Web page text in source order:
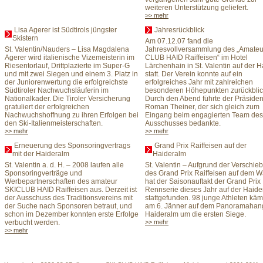
weiteren Unterstützung geliefert.
>> mehr
Lisa Agerer ist Südtirols jüngster
Skistern
St. Valentin/Nauders – Lisa Magdalena
Agerer wird ­italienische Vizemeisterin im
Riesentorlauf, Drittplazierte im Super-G
und mit zwei Siegen und einem 3. Platz in
der Juniorenwertung die erfolgreichste
Südtiroler Nachwuchsläuferin im
Nationalkader. Die Tiroler Versicherung
gratuliert der erfolgreichen
Nachwuchshoffnung zu ihren Erfolgen bei
den Ski-Italienmeisterschaften.
>> mehr
Jahresrückblick
Am 07.12.07 fand die
Jahresvollversammlung des
CLUB HAID Raiffeisen“ im Hotel
Lärchenhain in St. Valentin auf der
statt. Der Verein konnte auf ein
erfolgreiches Jahr mit zahlreichen
besonderen Höhepunkten
Durch den Abend führte der
Roman Theiner, der sich gleich zum
Eingang beim engagierten Team des
Ausschusses bedankte.
>> mehr
Erneuerung des Sponsoringvertrags
mit der Haideralm
St. Valentin a. d. H. – 2008 laufen alle
Sponsoringverträge und
Werbepartnerschaften des amateur
SKICLUB HAID Raiffeisen aus. Derzeit ist
der Ausschuss des Traditionsvereins mit
der Suche nach Sponsoren betraut, und
schon im Dezember konnten erste Erfolge
verbucht werden.
>> mehr
Grand Prix Raiffeisen auf der
Haideralm
St. Valentin – Aufgrund der
des Grand Prix Raiffeisen auf dem
hat der Saisonauftakt der Grand Prix
Rennserie dieses Jahr auf der
stattgefunden. 98 junge Athleten
am 6. Jänner auf dem
Haideralm um die ersten Siege.
>> mehr